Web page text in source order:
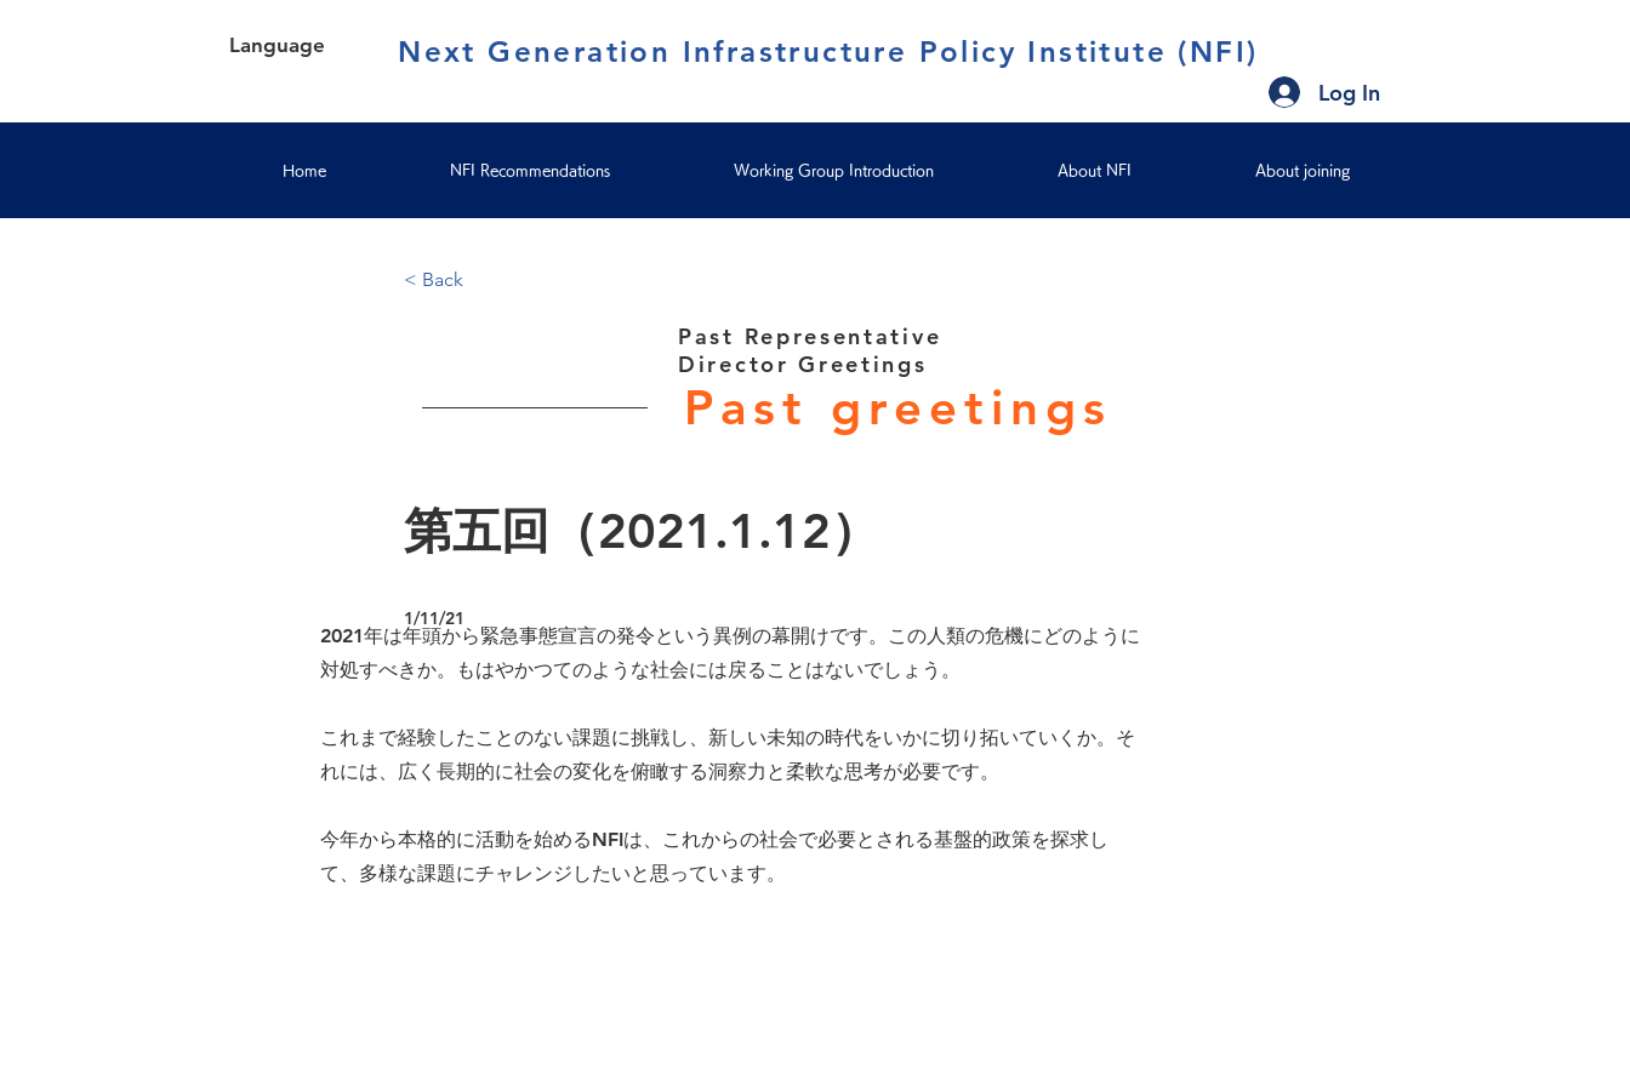
Next Generation Infrastructure Policy Institute (NFI)
Language
Log In
Home NFI Recommendations Working Group Introduction About NFI About joining
< Back
Past Representative
Director Greetings
Past greetings
第五回（2021.1.12）
1/11/21
2021年は年頭から緊急事態宣言の発令という異例の幕開けです。この人類の危機にどのように
対処すべきか。もはやかつてのような社会には戻ることはないでしょう。
これまで経験したことのない課題に挑戦し、新しい未知の時代をいかに切り拓いていくか。そ
れには、広く長期的に社会の変化を俯瞰する洞察力と柔軟な思考が必要です。
今年から本格的に活動を始めるNFIは、これからの社会で必要とされる基盤的政策を探求し
て、多様な課題にチャレンジしたいと思っています。